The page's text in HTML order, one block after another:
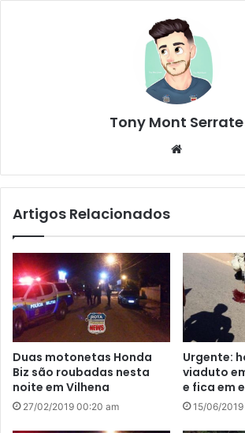
Tony Mont Serrate
te
Artigos Relacionados
Duas motonetas Honda
Biz são roubadas nesta
noite em Vilhena
27/02/2019 00:20 am
Urgente:
viaduto
e fica em
15/06/2019